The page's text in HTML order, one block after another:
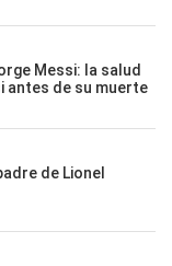
Messi: la salud
antes de su muerte
de Lionel